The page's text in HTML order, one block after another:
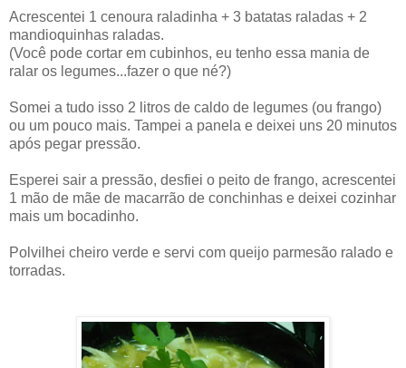
Acrescentei 1 cenoura raladinha + 3 batatas raladas + 2
mandioquinhas raladas.
(Você pode cortar em cubinhos, eu tenho essa mania de
ralar os legumes...fazer o que né?)
Somei a tudo isso 2 litros de caldo de legumes (ou frango)
ou um pouco mais. Tampei a panela e deixei uns 20 minutos
após pegar pressão.
Esperei sair a pressão, desfiei o peito de frango, acrescentei
1 mão de mãe de macarrão de conchinhas e deixei cozinhar
mais um bocadinho.
Polvilhei cheiro verde e servi com queijo parmesão ralado e
torradas.